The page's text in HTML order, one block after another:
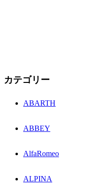
カテゴリー
ABARTH
ABBEY
AlfaRomeo
ALPINA